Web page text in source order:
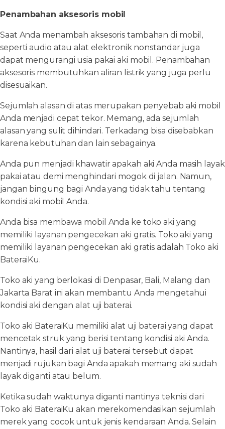
Penambahan aksesoris mobil
Saat Anda menambah aksesoris tambahan di mobil,
seperti audio atau alat elektronik nonstandar juga
dapat mengurangi usia pakai aki mobil. Penambahan
aksesoris membutuhkan aliran listrik yang juga perlu
disesuaikan.
Sejumlah alasan di atas merupakan penyebab aki mobil
Anda menjadi cepat tekor. Memang, ada sejumlah
alasan yang sulit dihindari. Terkadang bisa disebabkan
karena kebutuhan dan lain sebagainya.
Anda pun menjadi khawatir apakah aki Anda masih layak
pakai atau demi menghindari mogok di jalan. Namun,
jangan bingung bagi Anda yang tidak tahu tentang
kondisi aki mobil Anda.
Anda bisa membawa mobil Anda ke toko aki yang
memiliki layanan pengecekan aki gratis. Toko aki yang
memiliki layanan pengecekan aki gratis adalah Toko aki
BateraiKu.
Toko aki yang berlokasi di Denpasar, Bali, Malang dan
Jakarta Barat ini akan membantu Anda mengetahui
kondisi aki dengan alat uji baterai.
Toko aki BateraiKu memiliki alat uji baterai yang dapat
mencetak struk yang berisi tentang kondisi aki Anda.
Nantinya, hasil dari alat uji baterai tersebut dapat
menjadi rujukan bagi Anda apakah memang aki sudah
layak diganti atau belum.
Ketika sudah waktunya diganti nantinya teknisi dari
Toko aki BateraiKu akan merekomendasikan sejumlah
merek yang cocok untuk jenis kendaraan Anda. Selain